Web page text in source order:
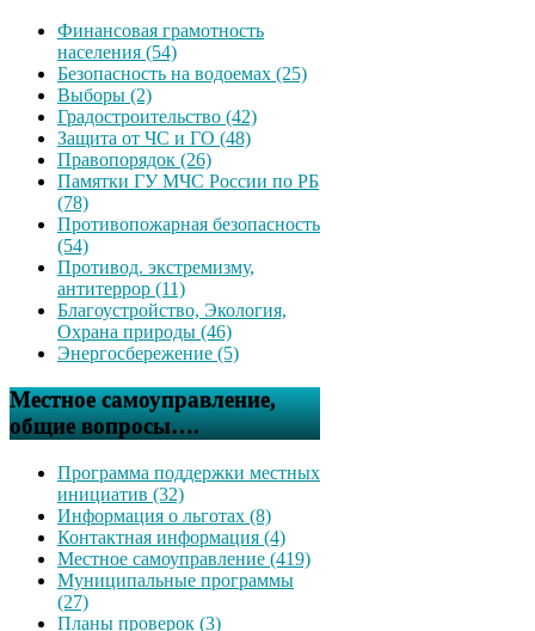
Финансовая грамотность
населения (54)
Безопасность на водоемах (25)
Выборы (2)
Градостроительство (42)
Защита от ЧС и ГО (48)
Правопорядок (26)
Памятки ГУ МЧС России по РБ
(78)
Противопожарная безопасность
(54)
Противод. экстремизму,
антитеррор (11)
Благоустройство, Экология,
Охрана природы (46)
Энергосбережение (5)
Местное самоуправление,
общие вопросы….
Программа поддержки местных
инициатив (32)
Информация о льготах (8)
Контактная информация (4)
Местное самоуправление (419)
Муниципальные программы
(27)
Планы проверок (3)